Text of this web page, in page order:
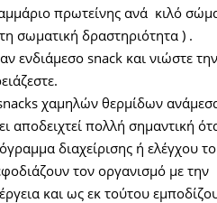
πρωτείνης ανά κιλό
σωματική δραστηριότητα ) .
ενδιάμεσο snack και νιώστε
χαμηλών θερμίδων
αποδειχτεί πολλή σημαντική
διαχείρισης ή ελέγχου
τον οργανισμό με την
και ως εκ τούτου